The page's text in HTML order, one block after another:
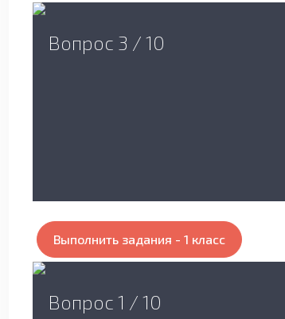
Вопрос 3 / 10
Выполнить задания - 1 класс
Вопрос 1 / 10